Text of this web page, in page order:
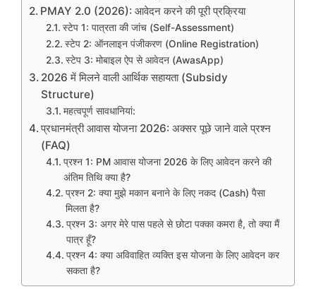
​PMAY 2.0 (2026): आवेदन करने की पूरी प्रक्रिया
​स्टेप 1: पात्रता की जांच (Self-Assessment)
​स्टेप 2: ऑनलाइन पंजीकरण (Online Registration)
​स्टेप 3: मोबाइल ऐप से आवेदन (AwasApp)
​2026 में मिलने वाली आर्थिक सहायता (Subsidy
Structure)
महत्वपूर्ण सावधानियां:
प्रधानमंत्री आवास योजना 2026: अक्सर पूछे जाने वाले प्रश्न
(FAQ)
प्रश्न 1: PM आवास योजना 2026 के लिए आवेदन करने की
अंतिम तिथि क्या है?
प्रश्न 2: क्या मुझे मकान बनाने के लिए नकद (Cash) पैसा
मिलता है?
प्रश्न 3: अगर मेरे पास पहले से छोटा पक्का कमरा है, तो क्या मैं
पात्र हूँ?
प्रश्न 4: क्या अविवाहित व्यक्ति इस योजना के लिए आवेदन कर
सकता है?